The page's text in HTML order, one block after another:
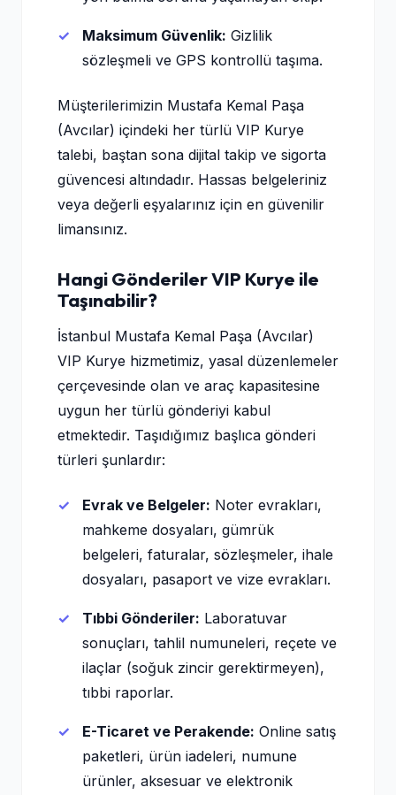
Maksimum Güvenlik: Gizlilik
sözleşmeli ve GPS kontrollü taşıma.
Müşterilerimizin Mustafa Kemal Paşa
(Avcılar) içindeki her türlü VIP Kurye
talebi, baştan sona dijital takip ve sigorta
güvencesi altındadır. Hassas belgeleriniz
veya değerli eşyalarınız için en güvenilir
limansınız.
Hangi Gönderiler VIP Kurye ile
Taşınabilir?
İstanbul Mustafa Kemal Paşa (Avcılar)
VIP Kurye hizmetimiz, yasal düzenlemeler
çerçevesinde olan ve araç kapasitesine
uygun her türlü gönderiyi kabul
etmektedir. Taşıdığımız başlıca gönderi
türleri şunlardır:
Evrak ve Belgeler: Noter evrakları,
mahkeme dosyaları, gümrük
belgeleri, faturalar, sözleşmeler, ihale
dosyaları, pasaport ve vize evrakları.
Tıbbi Gönderiler: Laboratuvar
sonuçları, tahlil numuneleri, reçete ve
ilaçlar (soğuk zincir gerektirmeyen),
tıbbi raporlar.
E-Ticaret ve Perakende: Online satış
paketleri, ürün iadeleri, numune
ürünler, aksesuar ve elektronik